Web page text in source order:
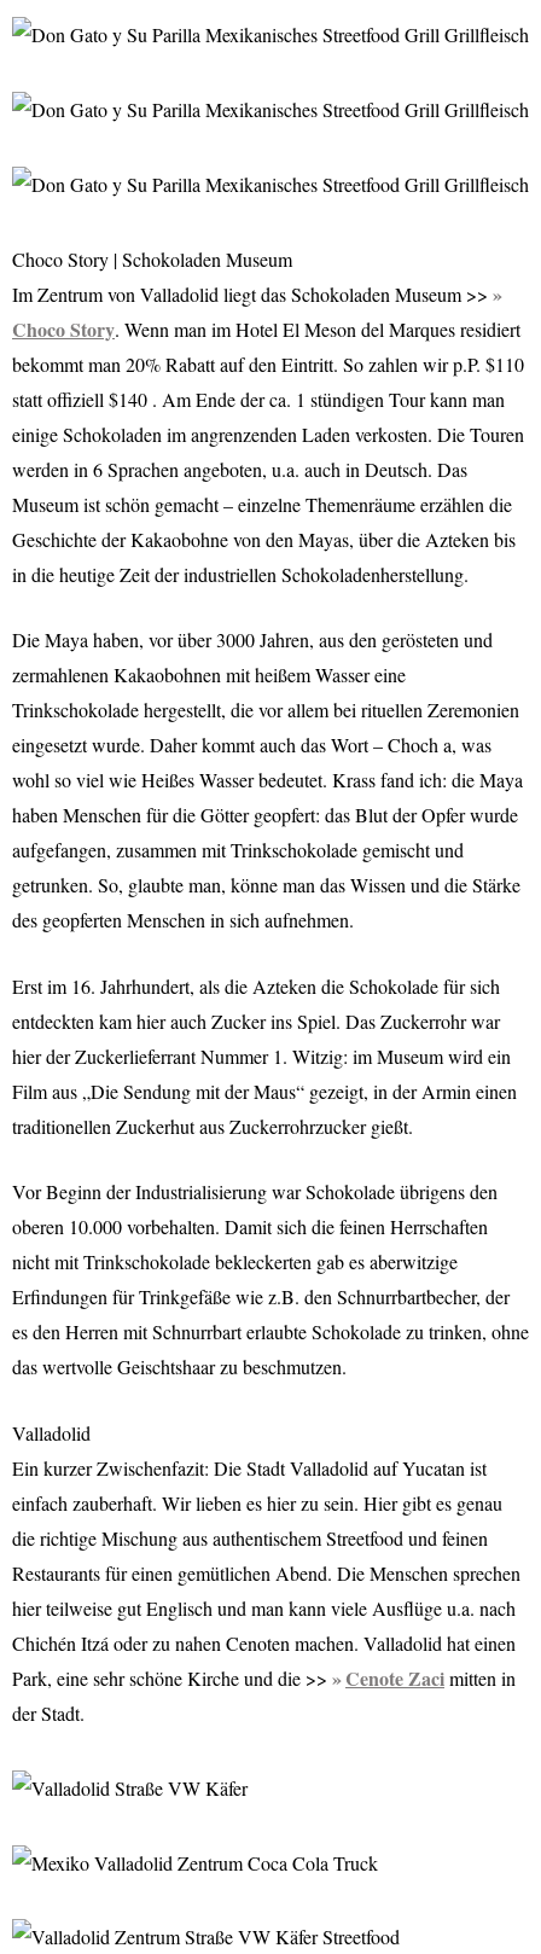
Choco Story | Schokoladen Museum
Im Zentrum von Valladolid liegt das Schokoladen Museum >>
Choco Story. Wenn man im Hotel El Meson del Marques residiert
bekommt man 20% Rabatt auf den Eintritt. So zahlen wir p.P. $110
statt offiziell $140 . Am Ende der ca. 1 stündigen Tour kann man
einige Schokoladen im angrenzenden Laden verkosten. Die Touren
werden in 6 Sprachen angeboten, u.a. auch in Deutsch. Das
Museum ist schön gemacht – einzelne Themenräume erzählen die
Geschichte der Kakaobohne von den Mayas, über die Azteken bis
in die heutige Zeit der industriellen Schokoladenherstellung.
Die Maya haben, vor über 3000 Jahren, aus den gerösteten und
zermahlenen Kakaobohnen mit heißem Wasser eine
Trinkschokolade hergestellt, die vor allem bei rituellen Zeremonien
eingesetzt wurde. Daher kommt auch das Wort – Choch a, was
wohl so viel wie Heißes Wasser bedeutet. Krass fand ich: die Maya
haben Menschen für die Götter geopfert: das Blut der Opfer wurde
aufgefangen, zusammen mit Trinkschokolade gemischt und
getrunken. So, glaubte man, könne man das Wissen und die Stärke
des geopferten Menschen in sich aufnehmen.
Erst im 16. Jahrhundert, als die Azteken die Schokolade für sich
entdeckten kam hier auch Zucker ins Spiel. Das Zuckerrohr war
hier der Zuckerlieferrant Nummer 1. Witzig: im Museum wird ein
Film aus „Die Sendung mit der Maus“ gezeigt, in der Armin einen
traditionellen Zuckerhut aus Zuckerrohrzucker gießt.
Vor Beginn der Industrialisierung war Schokolade übrigens den
oberen 10.000 vorbehalten. Damit sich die feinen Herrschaften
nicht mit Trinkschokolade bekleckerten gab es aberwitzige
Erfindungen für Trinkgefäße wie z.B. den Schnurrbartbecher, der
es den Herren mit Schnurrbart erlaubte Schokolade zu trinken, ohne
das wertvolle Geischtshaar zu beschmutzen.
Valladolid
Ein kurzer Zwischenfazit: Die Stadt Valladolid auf Yucatan ist
einfach zauberhaft. Wir lieben es hier zu sein. Hier gibt es genau
die richtige Mischung aus authentischem Streetfood und feinen
Restaurants für einen gemütlichen Abend. Die Menschen sprechen
hier teilweise gut Englisch und man kann viele Ausflüge u.a. nach
Chichén Itzá oder zu nahen Cenoten machen. Valladolid hat einen
Park, eine sehr schöne Kirche und die >>
Cenote Zacimitten in
der Stadt.